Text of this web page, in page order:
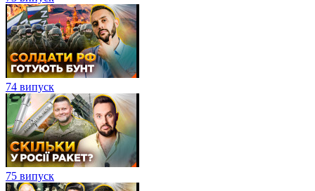
74 випуск
75 випуск